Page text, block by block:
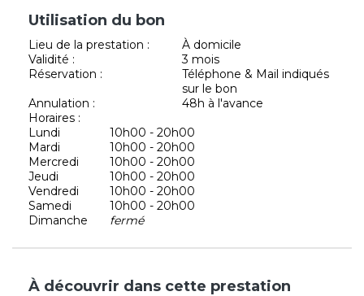
Utilisation du bon
Lieu de la prestation :
À domicile
Validité :
3 mois
Réservation :
Téléphone & Mail indiqués
sur le bon
Annulation :
48h à l'avance
Horaires :
Lundi
10h00 - 20h00
Mardi
10h00 - 20h00
Mercredi
10h00 - 20h00
Jeudi
10h00 - 20h00
Vendredi
10h00 - 20h00
Samedi
10h00 - 20h00
Dimanche
fermé
À découvrir dans cette prestation